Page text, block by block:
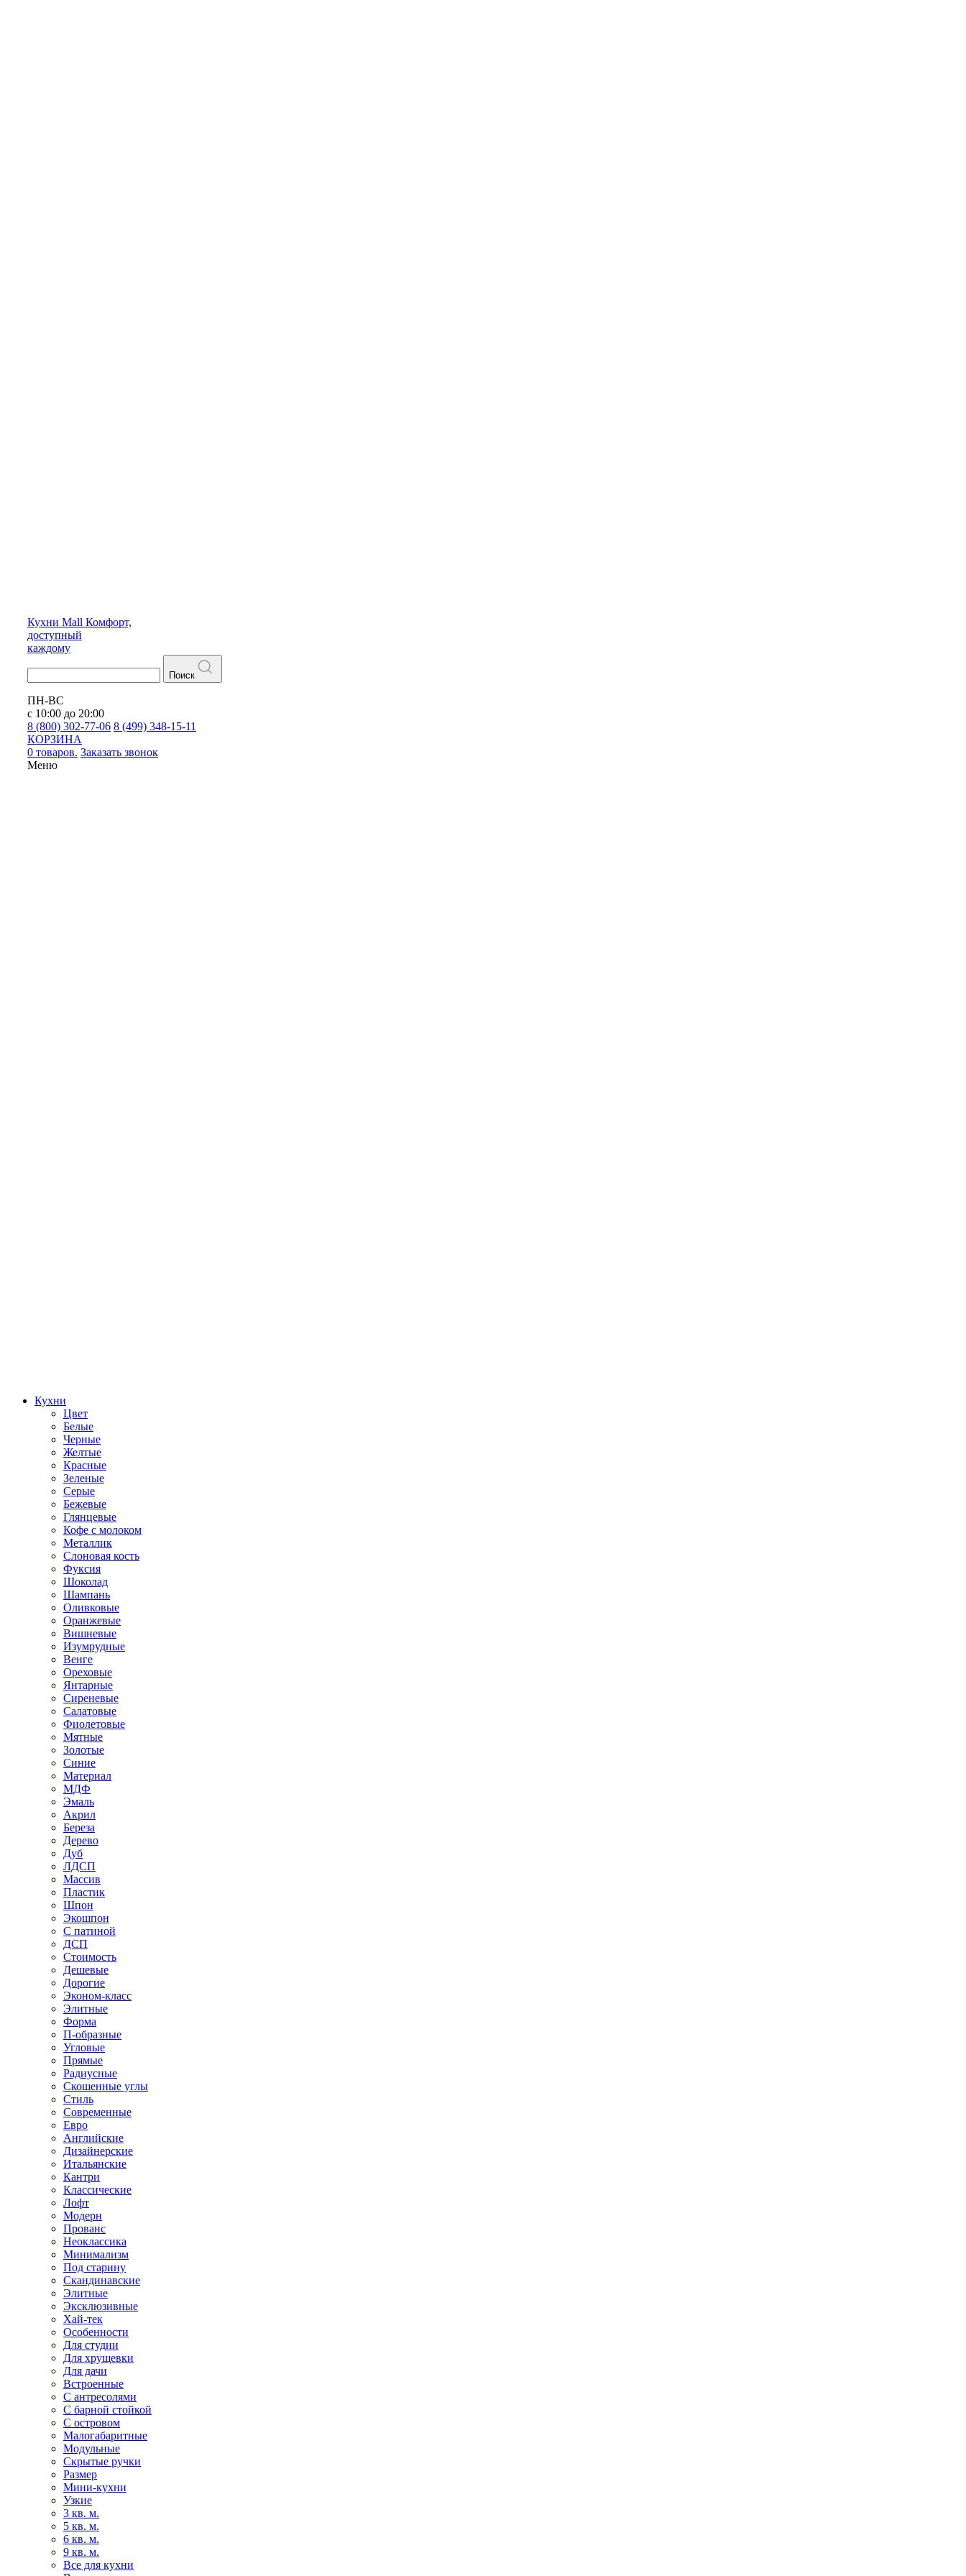
Кухни Mall Комфорт,
доступный
каждому
Поиск
ПН-ВС
с 10:00 до 20:00
8 (800) 302-77-06 8 (499) 348-15-11
КОРЗИНА
0 товаров. Заказать звонок
Меню
Кухни
Цвет
Белые
Черные
Желтые
Красные
Зеленые
Серые
Бежевые
Глянцевые
Кофе с молоком
Металлик
Слоновая кость
Фуксия
Шоколад
Шампань
Оливковые
Оранжевые
Вишневые
Изумрудные
Венге
Ореховые
Янтарные
Сиреневые
Салатовые
Фиолетовые
Мятные
Золотые
Синие
Материал
МДФ
Эмаль
Акрил
Береза
Дерево
Дуб
ЛДСП
Массив
Пластик
Шпон
Экошпон
С патиной
ДСП
Стоимость
Дешевые
Дорогие
Эконом-класс
Элитные
Форма
П-образные
Угловые
Прямые
Радиусные
Скошенные углы
Стиль
Современные
Евро
Английские
Дизайнерские
Итальянские
Кантри
Классические
Лофт
Модерн
Прованс
Неоклассика
Минимализм
Под старину
Скандинавские
Элитные
Эксклюзивные
Хай-тек
Особенности
Для студии
Для хрущевки
Для дачи
Встроенные
С антресолями
С барной стойкой
С островом
Малогабаритные
Модульные
Скрытые ручки
Размер
Мини-кухни
Узкие
3 кв. м.
5 кв. м.
6 кв. м.
9 кв. м.
Все для кухни